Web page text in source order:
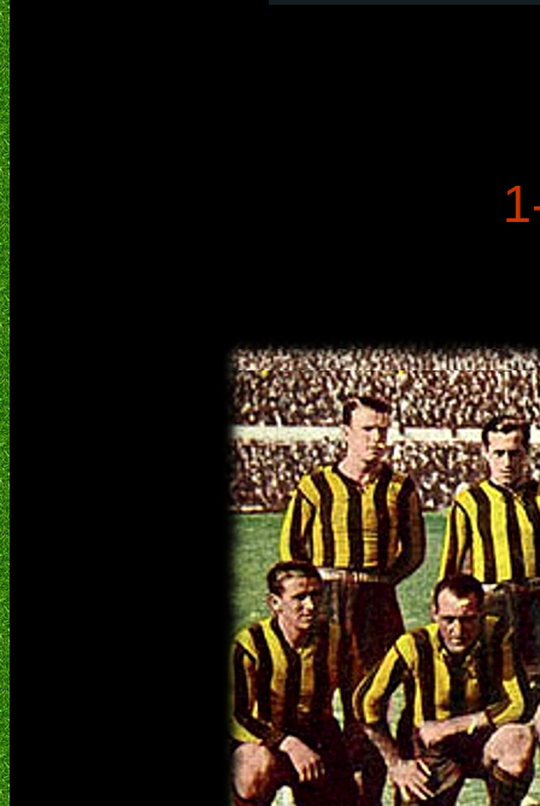
Corrección de puntos
Cerro
Reglas de la competencia
Cuando dos (o más) equipos están
Diferencia de gol
Goles a favor
Victorias